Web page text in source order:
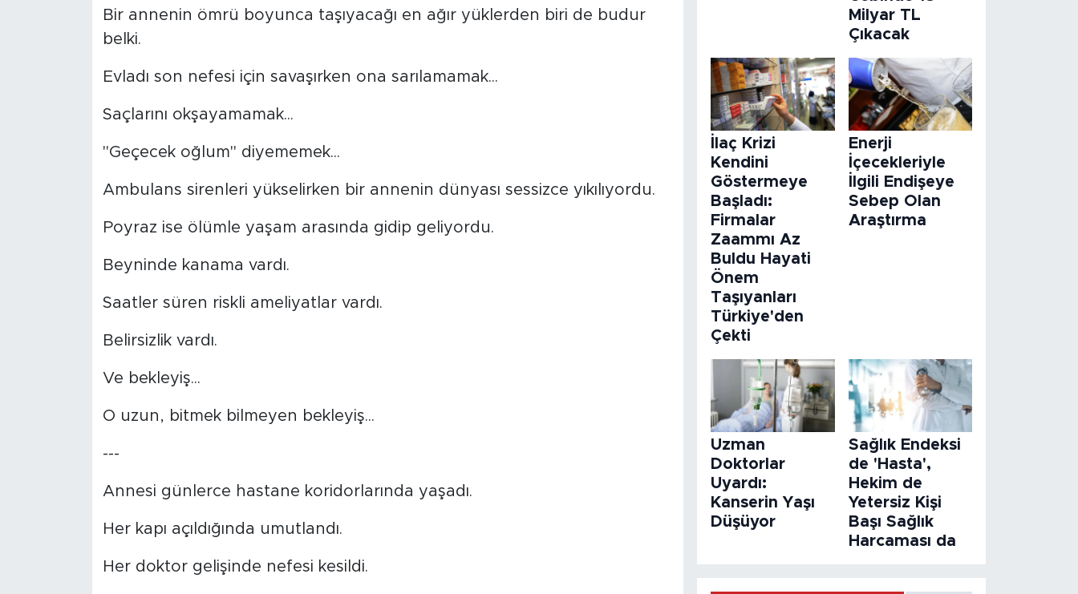
Bir annenin ömrü boyunca taşıyacağı en ağır yüklerden biri de budur
belki.
Evladı son nefesi için savaşırken ona sarılamamak...
Saçlarını okşayamamak...
"Geçecek oğlum" diyememek...
Ambulans sirenleri yükselirken bir annenin dünyası sessizce yıkılıyordu.
Poyraz ise ölümle yaşam arasında gidip geliyordu.
Beyninde kanama vardı.
Saatler süren riskli ameliyatlar vardı.
Belirsizlik vardı.
Ve bekleyiş...
O uzun, bitmek bilmeyen bekleyiş...
---
Annesi günlerce hastane koridorlarında yaşadı.
Her kapı açıldığında umutlandı.
Her doktor gelişinde nefesi kesildi.
Milyar TL
Çıkacak
İlaç Krizi
Kendini
Göstermeye
Başladı:
Firmalar
Zaammı Az
Buldu Hayati
Önem
Taşıyanları
Türkiye'den
Çekti
Enerji
İçecekleriyle
İlgili Endişeye
Sebep Olan
Araştırma
Uzman
Doktorlar
Uyardı:
Kanserin Yaşı
Düşüyor
Sağlık Endeksi
de 'Hasta',
Hekim de
Yetersiz Kişi
Başı Sağlık
Harcaması da